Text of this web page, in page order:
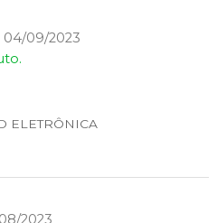
04/09/2023
ELETRÔNICA
2023